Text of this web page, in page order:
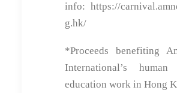
info: https://
g.hk/
*Proceeds benefiting
International’s human
education work in Hong